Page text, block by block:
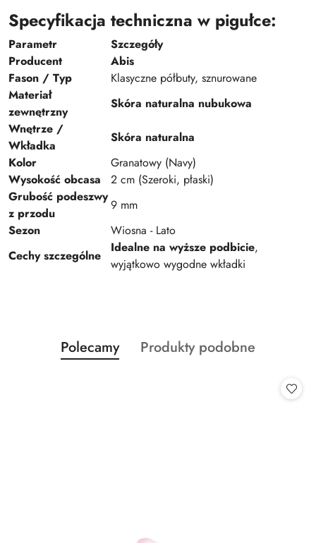
Specyfikacja techniczna w pigułce:
Parametr
Szczegóły
Producent
Abis
Fason / Typ
Klasyczne półbuty, sznurowane
Materiał
zewnętrzny
Skóra naturalna nubukowa
Wnętrze /
Wkładka
Skóra naturalna
Kolor
Granatowy (Navy)
Wysokość obcasa
2 cm (Szeroki, płaski)
Grubość podeszwy
z przodu
9 mm
Sezon
Wiosna - Lato
Cechy szczególne
Idealne na wyższe podbicie,
wyjątkowo wygodne wkładki
Pomiń karuzelę produktów
Produkty
o
Polecamy
Produkty
Produkty podobne